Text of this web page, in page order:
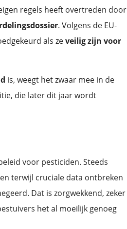
regels heeft overtreden door
. Volgens de EU-
als zeveilig zijn voor
is, weegt het zwaar mee in de
die later dit jaar wordt
voor pesticiden. Steeds
terwijl cruciale data ontbreken
Dat is zorgwekkend, zeker
het al moeilijk genoeg